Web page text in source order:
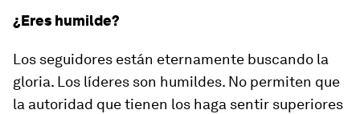
¿Eres humilde?
Los seguidores están eternamente buscando la
gloria. Los líderes son humildes. No permiten que
la autoridad que tienen los haga sentir superiores